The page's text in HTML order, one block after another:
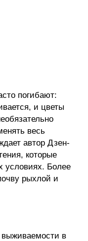
погибают:
и цветы
весь
автор Дзен-
которые
условиях. Более
рыхлой и
выживаемости в